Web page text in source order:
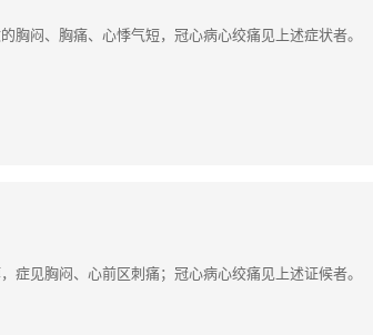
胸闷、胸痛、心悸气短，冠心病心绞痛见上述症状者。
症见胸闷、心前区刺痛；冠心病心绞痛见上述证候者。